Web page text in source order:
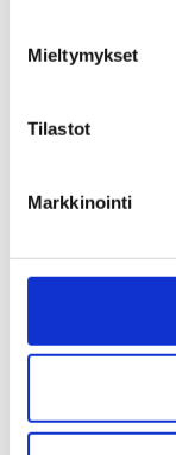
Mieltymykset
Tilastot
Markkinointi
Jäätkö